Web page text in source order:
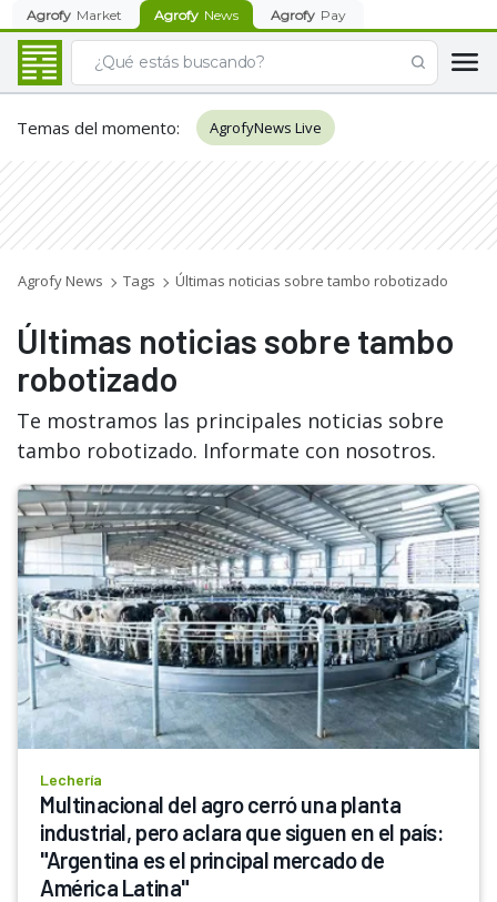
Agrofy Market Agrofy News Agrofy Pay
Temas del momento: AgrofyNews Live
Agrofy News Tags Últimas noticias sobre tambo robotizado
Últimas noticias sobre tambo
robotizado
Te mostramos las principales noticias sobre
tambo robotizado. Informate con nosotros.
Lechería
Multinacional del agro cerró una planta
industrial, pero aclara que siguen en el país:
"Argentina es el principal mercado de
América Latina"